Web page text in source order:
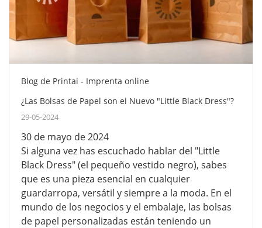
Blog de Printai - Imprenta online
¿Las Bolsas de Papel son el Nuevo "Little Black Dress"?
29-05-2024
30 de mayo de 2024
Si alguna vez has escuchado hablar del "Little
Black Dress" (el pequeño vestido negro), sabes
que es una pieza esencial en cualquier
guardarropa, versátil y siempre a la moda. En el
mundo de los negocios y el embalaje, las bolsas
de papel personalizadas están teniendo un